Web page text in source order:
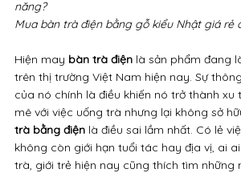
năng?
Mua bàn trà điện bằng gỗ kiểu Nhật giá rẻ
Hiện may bàn trà điệnlà sản phẩm đang
trên thị trường Việt Nam hiện nay. Sự
của nó chính là điều khiến nó trở thành xu
mê với việc uống trà nhưng lại không sở
trà bằng điệnlà điều sai lầm nhất. Có lẻ
không còn giới hạn tuổi tác hay địa vị, ai
trà, giới trẻ hiện nay cũng thích tìm những